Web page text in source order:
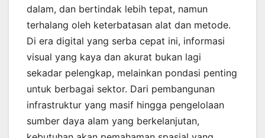
dalam, dan bertindak lebih tepat, namun
terhalang oleh keterbatasan alat dan metode.
Di era digital yang serba cepat ini, informasi
visual yang kaya dan akurat bukan lagi
sekadar pelengkap, melainkan pondasi penting
untuk berbagai sektor. Dari pembangunan
infrastruktur yang masif hingga pengelolaan
sumber daya alam yang berkelanjutan,